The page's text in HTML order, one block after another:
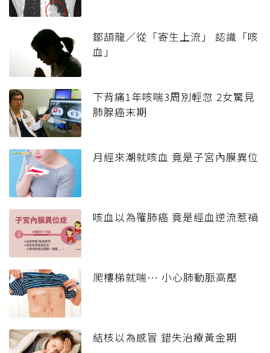
鄒頡龍／從「寄生上流」 認識「咳
血」
下背痛1年咳喘3周別輕忽 2女驚見
肺腺癌末期
月經來潮就咳血 竟是子宮內膜異位
咳血以為罹肺癌 竟是經血逆流惹禍
爬樓梯就喘… 小心肺動脈高壓
結核以為感冒 錯失治療黃金期